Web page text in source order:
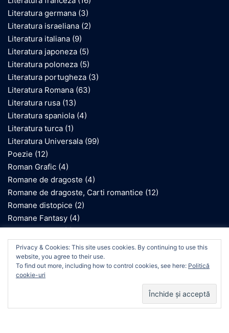
Literatura germana (3)
Literatura israeliana (2)
Literatura italiana (9)
Literatura japoneza (5)
Literatura poloneza (5)
Literatura portugheza (3)
Literatura Romana (63)
Literatura rusa (13)
Literatura spaniola (4)
Literatura turca (1)
Literatura Universala (99)
Poezie (12)
Roman Grafic (4)
Romane de dragoste (4)
Romane de dragoste, Carti romantice (12)
Romane distopice (2)
Romane Fantasy (4)
Romane gotice (1)
Romane inspirate de Holocaust (10)
Romane istorice (1)
Romane SF (2)
We use cookies on our website to give you the most
relevant experience by remembering your preferences
and repeat visits. By clicking “Accept”, you consent to the
use of ALL the cookies.
Privacy & Cookies: This site uses cookies. By continuing to use this
website, you agree to their use.
To find out more, including how to control cookies, see here: Politică
cookie-uri